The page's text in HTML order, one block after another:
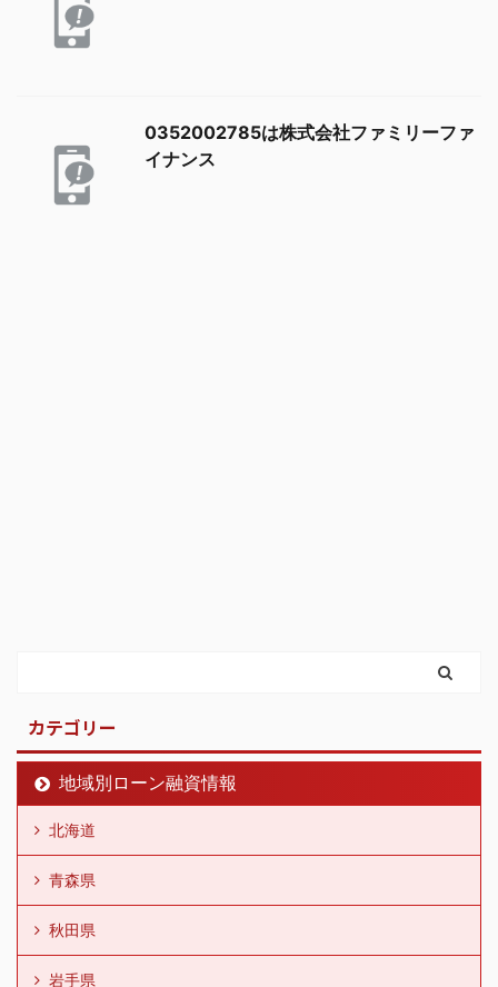
0352002785は株式会社ファミリーファ
イナンス
カテゴリー
地域別ローン融資情報
北海道
青森県
秋田県
岩手県